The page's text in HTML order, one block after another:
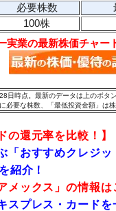
必要株数
100株
実業の最新株価チャー
時点。最新のデータは上のボタ
要な株数、「最低投資金額」は
の還元率を比較！】
「おすすめクレジ
紹介！
メックス 」の情報は
スプレス・カード